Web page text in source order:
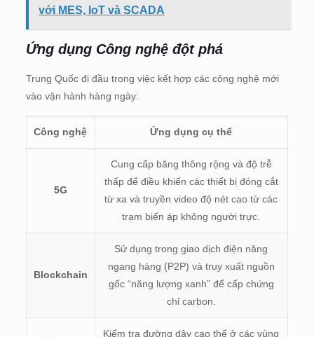
với MES, IoT và SCADA
Ứng dụng Công nghệ đột phá
Trung Quốc đi đầu trong việc kết hợp các công nghệ mới
vào vận hành hàng ngày:
Công nghệ Ứng dụng cụ thể
5G
Cung cấp băng thông rộng và độ trễ
thấp để điều khiển các thiết bị đóng cắt
từ xa và truyền video độ nét cao từ các
trạm biến áp không người trực.
Blockchain
Sử dụng trong giao dịch điện năng
ngang hàng (P2P) và truy xuất nguồn
gốc “năng lượng xanh” để cấp chứng
chỉ carbon.
Kiểm tra đường dây cao thế ở các vùng